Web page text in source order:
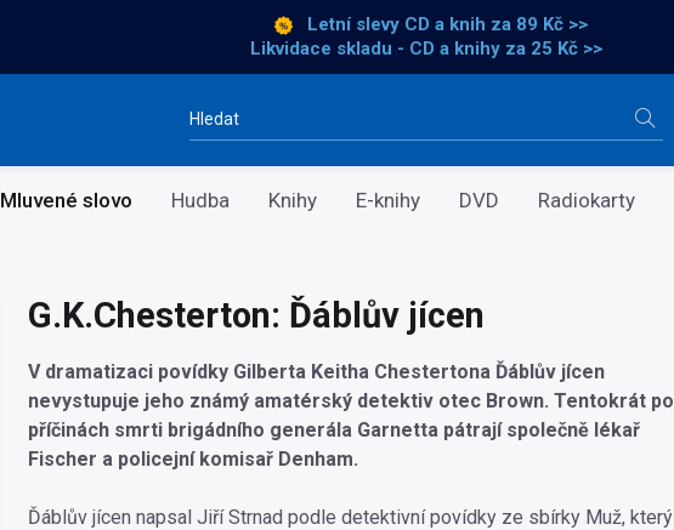
Letní slevy CD a knih za 89 Kč >>
Likvidace skladu - CD a knihy za 25 Kč >>
Vyhledávání
Mluvené slovo Hudba Knihy E-knihy DVD Radiokarty
G.K.Chesterton: Ďáblův jícen
V dramatizaci povídky Gilberta Keitha Chestertona Ďáblův jícen
nevystupuje jeho známý amatérský detektiv otec Brown. Tentokrát po
příčinách smrti brigádního generála Garnetta pátrají společně lékař
Fischer a policejní komisař Denham.
Ďáblův jícen napsal Jiří Strnad podle detektivní povídky ze sbírky Muž, který